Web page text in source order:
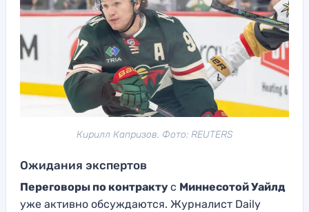
Кирилл Капризов. Фото: REUTERS
Ожидания экспертов
Переговоры по контракту с Миннесотой Уайлд
уже активно обсуждаются. Журналист Daily